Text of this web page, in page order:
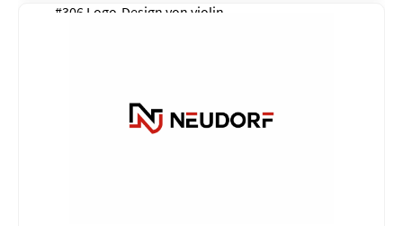
#306 Logo-Design von violin